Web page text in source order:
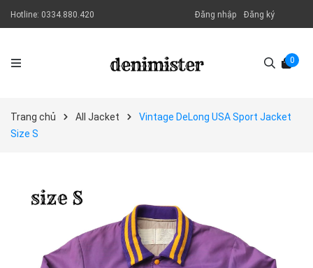
Hotline: 0334.880.420 Đăng nhập Đăng ký
0
Trang chủ All Jacket
Vintage DeLong USA Sport Jacket
Size S